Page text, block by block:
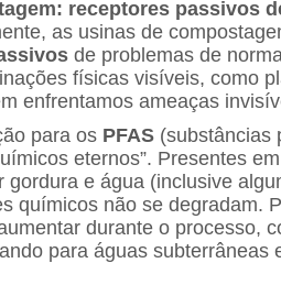
receptores passivos
as usinas de
de problemas de
físicas visíveis, como
enfrentamos ameaças
para os PFAS (substâncias
eternos”. Presentes
gordura e água (inclusive
químicos não se degradam.
durante o processo,
para águas subterrâneas